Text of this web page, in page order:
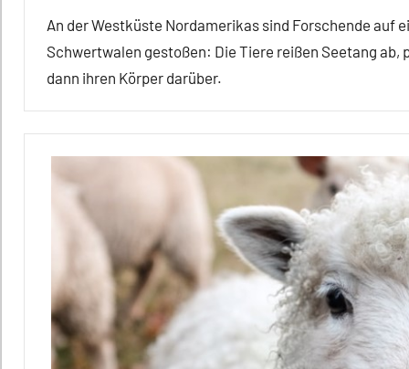
An der Westküste Nordamerikas sind Forschende auf
Schwertwalen gestoßen: Die Tiere reißen Seetang
dann ihren Körper darüber.
Affiliation
Artikel
Themen
Alle
Tiergruppen
Forschung